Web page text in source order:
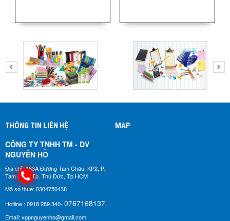
THÔNG TIN LIÊN HỆ
CÔNG TY TNHH TM - DV
NGUYÊN HỒ​
Địa chỉ: 183A Đường Tam Châu, KP2, P.
Tam Bình, Tp. Thủ Đức, Tp.HCM
Mã số thuế: 0304750438
Hotline : 0918 289 340- 0767168137
Email: vppnguyenho@gmail.com
MAP